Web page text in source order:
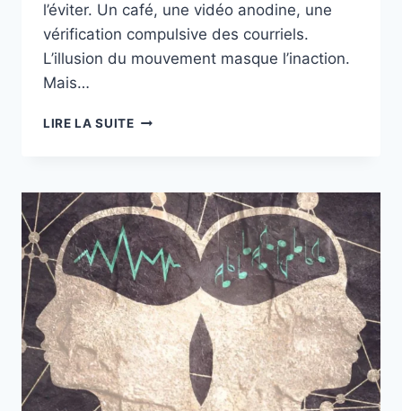
l’éviter. Un café, une vidéo anodine, une
vérification compulsive des courriels.
L’illusion du mouvement masque l’inaction.
Mais…
LIRE LA SUITE